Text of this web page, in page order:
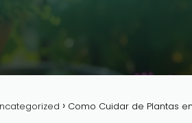
Como Cuidar de Plantas